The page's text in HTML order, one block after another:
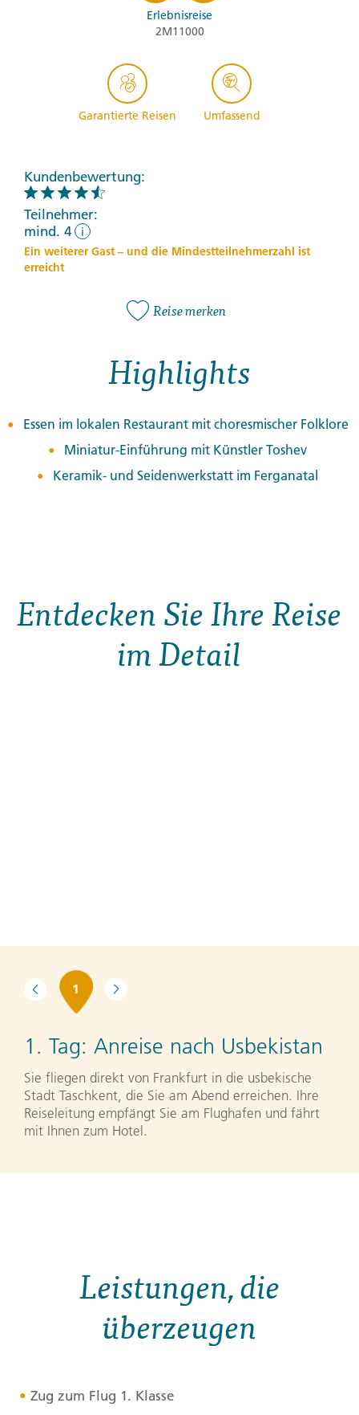
Erlebnisreise
2M11000
Garantierte Reisen Umfassend
Kundenbewertung:
Teilnehmer:
mind. 4
i
Ein weiterer Gast – und die Mindestteilnehmerzahl ist
erreicht
Reise merken
Highlights
Essen im lokalen Restaurant mit choresmischer Folklore
Miniatur-Einführung mit Künstler Toshev
Keramik- und Seidenwerkstatt im Ferganatal
Entdecken Sie Ihre Reise
im Detail
1
1. Tag: Anreise nach Usbekistan
Sie fliegen direkt von Frankfurt in die usbekische
Stadt Taschkent, die Sie am Abend erreichen. Ihre
Reiseleitung empfängt Sie am Flughafen und fährt
mit Ihnen zum Hotel.
Leistungen, die
überzeugen
Zug zum Flug 1. Klasse